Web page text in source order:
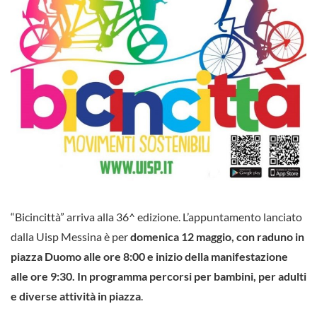
“Bicincittà” arriva alla 36^ edizione. L’appuntamento lanciato
dalla Uisp Messina è perdomenica 12 maggio, con raduno in
piazza Duomo alle ore 8:00 e inizio della manifestazione
alle ore 9:30. In programma percorsi per bambini, per adulti
e diverse attività in piazza